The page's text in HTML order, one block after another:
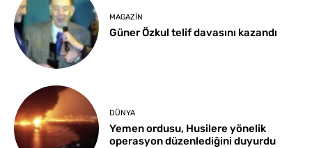
MAGAZIN
Güner Özkul telif davasını kazandı
DÜNYA
Yemen ordusu, Husilere yönelik
operasyon düzenlediğini duyurdu